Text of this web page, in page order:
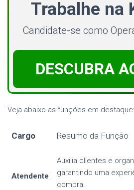
Trabalhe na
Candidate-se como
DESCUBRA
Veja abaixo as funções em destaque:
Cargo Resumo da Função
Atendente
Auxilia clientes e
garantindo uma
compra.